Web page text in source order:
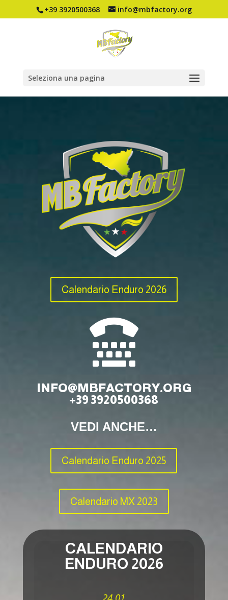
+39 3920500368 info@mbfactory.org
Seleziona una pagina
Calendario Enduro 2026

INFO@MBFACTORY.ORG
+39 3920500368
VEDI ANCHE…
Calendario Enduro 2025
Calendario MX 2023
CALENDARIO
ENDURO 2026